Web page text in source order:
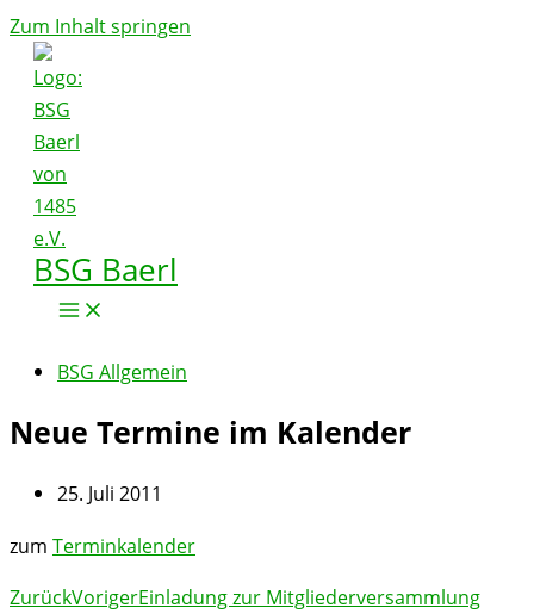
Zum Inhalt springen
BSG Baerl
BSG Allgemein
Neue Termine im Kalender
25. Juli 2011
zum Terminkalender
ZurückVorigerEinladung zur Mitgliederversammlung